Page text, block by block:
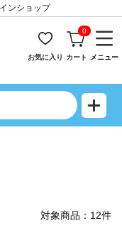
ンショップ
お気に入り
0
カート メニュー
対象商品：12件